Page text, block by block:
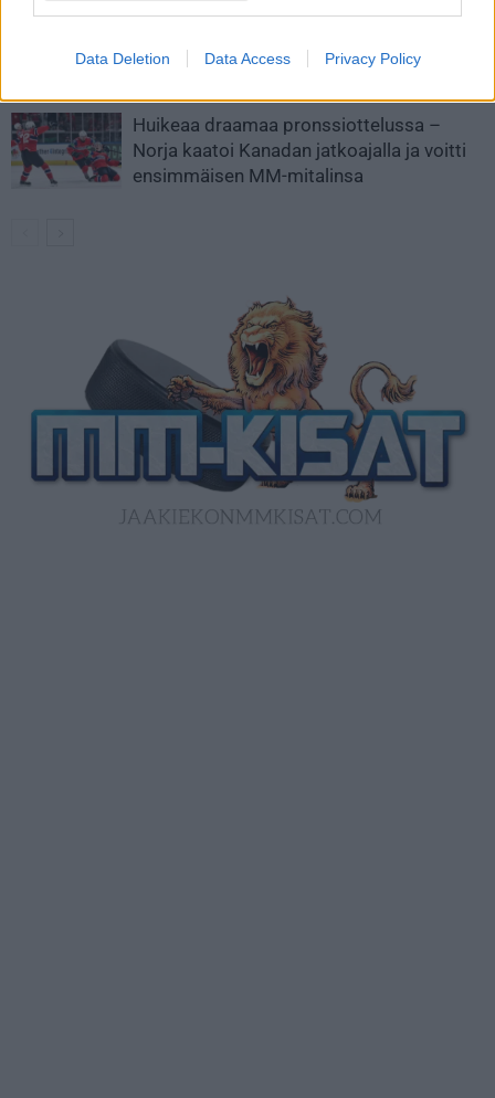
Data Deletion Data Access Privacy Policy
Tässä Leijonien kentälliset MM-finaaliin!
Huikeaa draamaa pronssiottelussa –
Norja kaatoi Kanadan jatkoajalla ja voitti
ensimmäisen MM-mitalinsa